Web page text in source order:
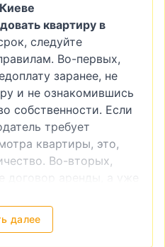
квартиру в
следуйте
Во-первых,
заранее, не
и не ознакомившись
собственности. Если
требует
квартиры, это,
Во-вторых,
договор аренды, а уже
низкую цену на
является
далее